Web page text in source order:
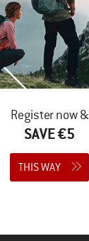
Register now &
SAVE €5
THIS WAY